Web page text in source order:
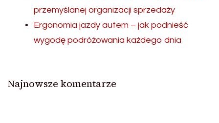
przemyślanej organizacji sprzedaży
Ergonomia jazdy autem – jak podnieść
wygodę podróżowania każdego dnia
Najnowsze komentarze